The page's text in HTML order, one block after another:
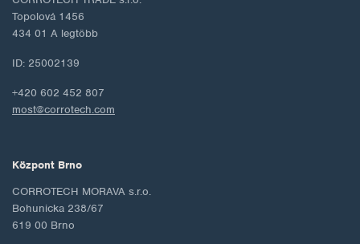
Topolová 1456
434 01 A legtöbb
ID: 25002139
+420 602 452 807
most@corrotech.com
Központ Brno
CORROTECH MORAVA s.r.o.
Bohunicka 238/67
619 00 Brno